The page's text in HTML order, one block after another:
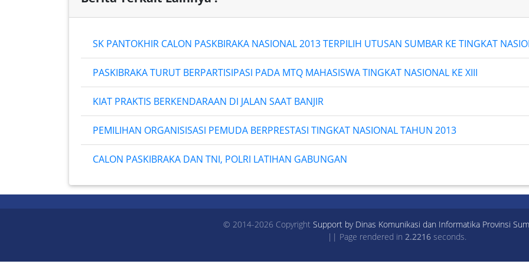
SK PANTOKHIR CALON PASKBIRAKA NASIONAL 2013 TERPILIH UTUSAN SUMBAR KE TINGKAT
PASKIBRAKA TURUT BERPARTISIPASI PADA MTQ MAHASISWA TINGKAT NASIONAL KE XIII
KIAT PRAKTIS BERKENDARAAN DI JALAN SAAT BANJIR
PEMILIHAN ORGANISISASI PEMUDA BERPRESTASI TINGKAT NASIONAL TAHUN 2013
CALON PASKIBRAKA DAN TNI, POLRI LATIHAN GABUNGAN
© 2014-2026 Copyright Support by Dinas Komunikasi dan Informatika Provinsi
|| Page rendered in 2.2216seconds.